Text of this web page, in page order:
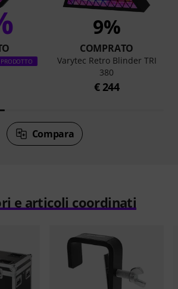
9%
COMPRATO
Varytec Retro Blinder TRI
380
€ 244
Compara
e articoli coordinati